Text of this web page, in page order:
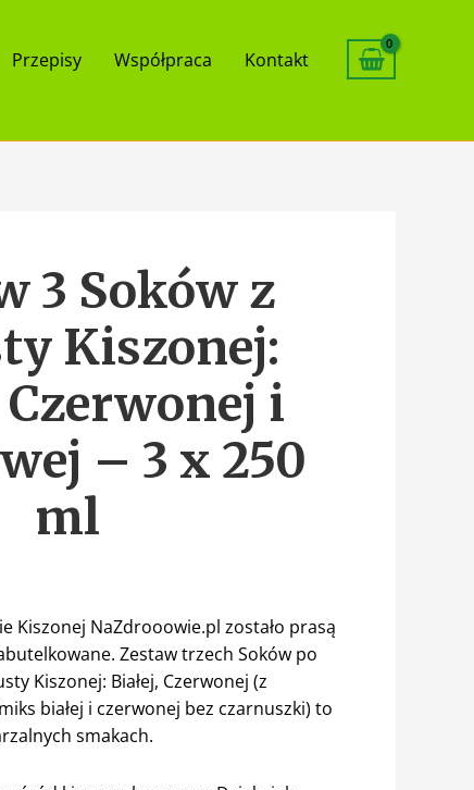
Przepisy Współpraca Kontakt
3 Soków z
Kiszonej:
Czerwonej i
– 3 x 250
ml
Kiszonej NaZdrooowie.pl zostało prasą
Zestaw trzech Soków po
Kiszonej: Białej, Czerwonej (z
białej i czerwonej bez czarnuszki) to
smakach.